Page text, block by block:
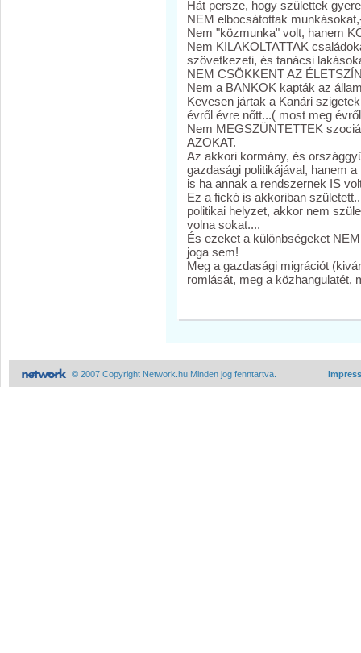
Hát persze, hogy születtek
NEM elbocsátottak
Nem "közmunka" volt, hanem
Nem KILAKOLTATTAK
szövetkezeti, és tanácsi
NEM CSÖKKENT AZ
Nem a BANKOK kapták az
Kevesen jártak a Kanári
évről évre nőtt...( most meg
Nem MEGSZÜNTETTEK
AZOKAT.
Az akkori kormány, és
gazdasági politikájával, hanem
is ha annak a rendszernek IS
Ez a fickó is akkoriban
politikai helyzet, akkor nem
volna sokat....
És ezeket a különbségeket
joga sem!
Meg a gazdasági migrációt
romlását, meg a közhangulatét,
© 2007 Copyright Network.hu Minden jog fenntartva.